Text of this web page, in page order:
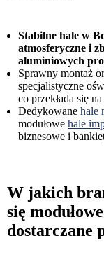
Stabilne hale w
atmosferyczne i
aluminiowych
Sprawny montaż
specjalistyczne
co przekłada się
Dedykowane hale
modułowe hale
biznesowe i
W jakich
się
dostarczane